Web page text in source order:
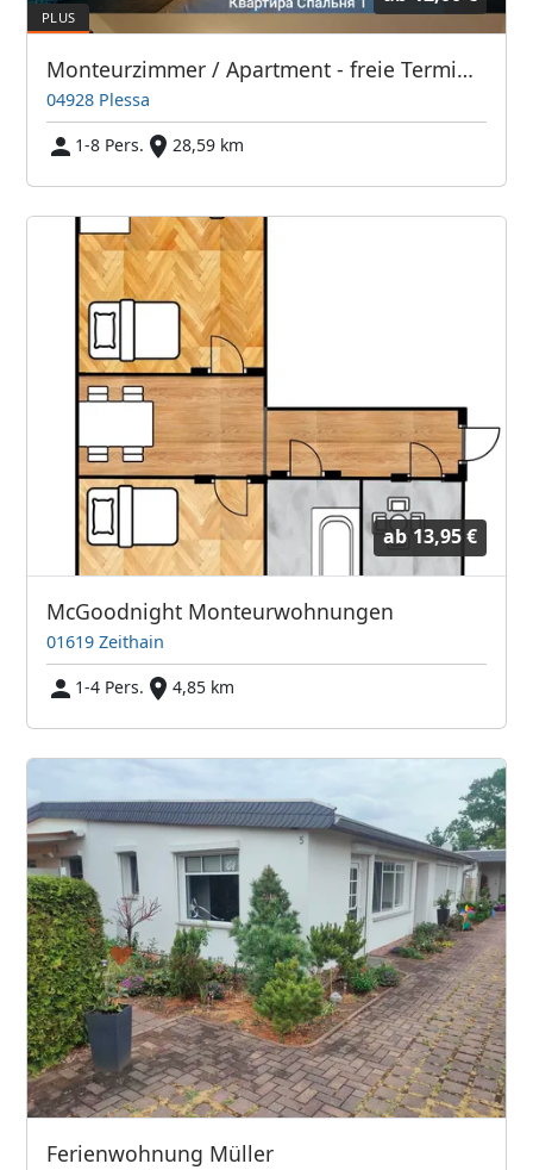
Monteurzimmer / Apartment - freie Termine im August und September
04928 Plessa
1-8 Pers.
28,59 km
ab 13,95 €
McGoodnight Monteurwohnungen
01619 Zeithain
1-4 Pers.
4,85 km
Ferienwohnung Müller